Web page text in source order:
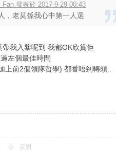
發表於 2017-9-29 00:43
，老莫係我心中第一人選
帶我入黎呢到 我都OK欣賞佢
左個最佳時間
上前2個領隊哲學) 都番唔到轉頭..
反對